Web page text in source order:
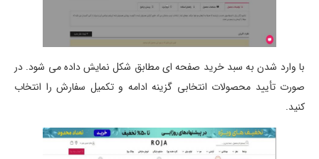
با وارد شدن به سبد خرید صفحه ای مطابق شکل نمایش داده می شود. در
صورت تأیید محصولات انتخابی گزینه ادامه و تکمیل سفارش را انتخاب
کنید.